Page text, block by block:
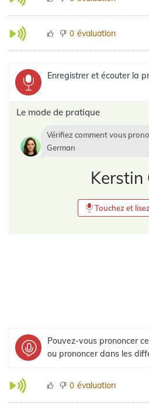
0 évaluation
Enregistrer et écouter la
Le mode de pratique
Vérifiez comment vous
German
Kerstin
Touchez et
Pouvez-vous prononcer
ou prononcer dans les
0 évaluation